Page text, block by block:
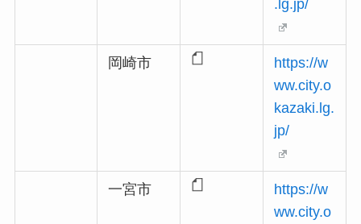
.lg.jp/
岡崎市
https://w
ww.city.o
kazaki.lg.
jp/
一宮市
https://w
ww.city.o